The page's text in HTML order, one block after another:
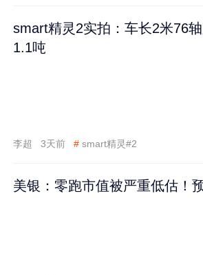
smart精灵2实拍：车长2米76
1.1吨
李超 3天前 # smart精灵#2
美银：零跑市值被严重低估！